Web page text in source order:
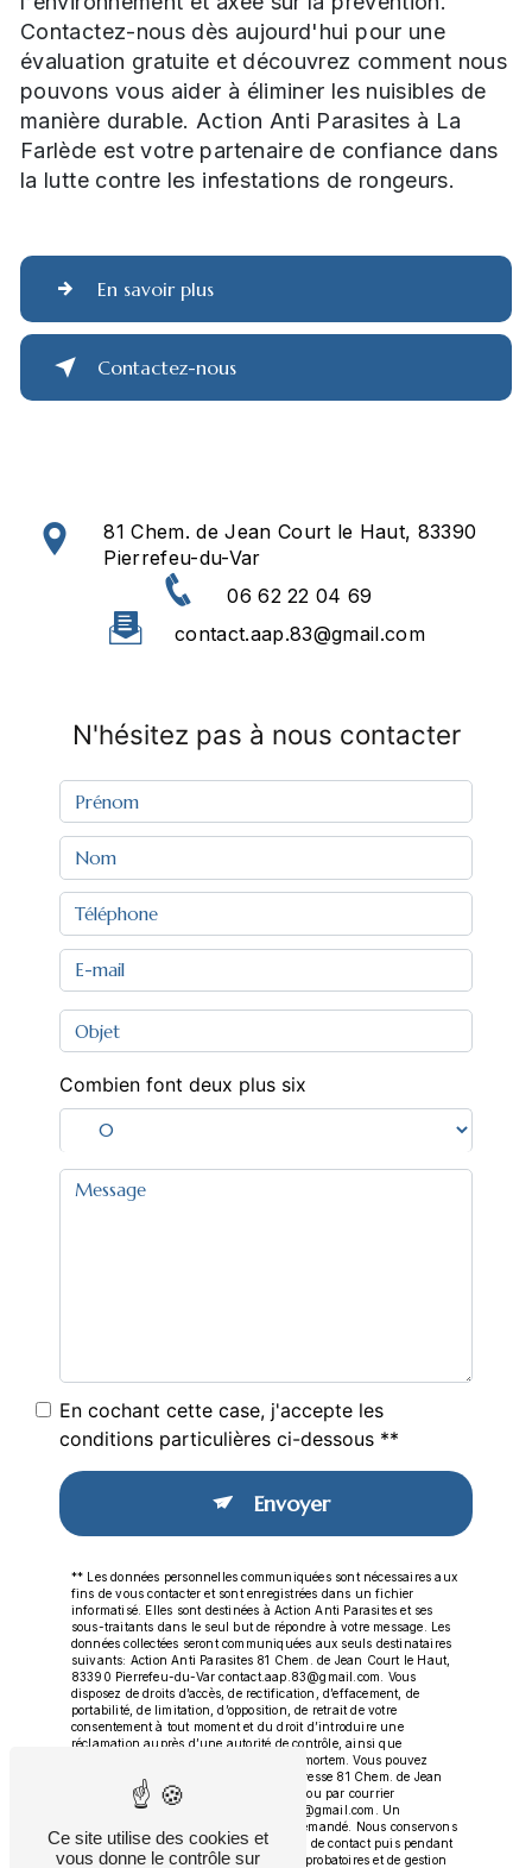
Contactez-nous dès aujourd'hui pour une
évaluation gratuite et découvrez comment nous
pouvons vous aider à éliminer les nuisibles de
manière durable. Action Anti Parasites à La
Farlède est votre partenaire de confiance dans
la lutte contre les infestations de rongeurs.
En savoir plus
Contactez-nous
81 Chem. de Jean Court le Haut, 83390
Pierrefeu-du-Var
06 62 22 04 69
contact.aap.83@gmail.com
N'hésitez pas à nous contacter
Combien font deux plus six
En cochant cette case, j'accepte les
conditions particulières ci-dessous **
Envoyer
** Les données personnelles communiquées sont nécessaires aux
fins de vous contacter et sont enregistrées dans un fichier
informatisé. Elles sont destinées à Action Anti Parasites et ses
sous-traitants dans le seul but de répondre à votre message. Les
données collectées seront communiquées aux seuls destinataires
suivants: Action Anti Parasites 81 Chem. de Jean Court le Haut,
83390 Pierrefeu-du-Var contact.aap.83@gmail.com. Vous
disposez de droits d’accès, de rectification, d’effacement, de
portabilité, de limitation, d’opposition, de retrait de votre
consentement à tout moment et du droit d’introduire une
réclamation auprès d’une autorité de contrôle, ainsi que
d’organiser le sort de vos données post-mortem. Vous pouvez
exercer ces droits par voie postale à l'adresse 81 Chem. de Jean
Court le Haut, 83390 Pierrefeu-du-Var ou par courrier
électronique à l'adresse contact.aap.83@gmail.com. Un
justificatif d'identité pourra vous être demandé. Nous conservons
vos données pendant la période de prise de contact puis pendant
la durée de prescription légale aux fins probatoires et de gestion
Ce site utilise des cookies et
vous donne le contrôle sur